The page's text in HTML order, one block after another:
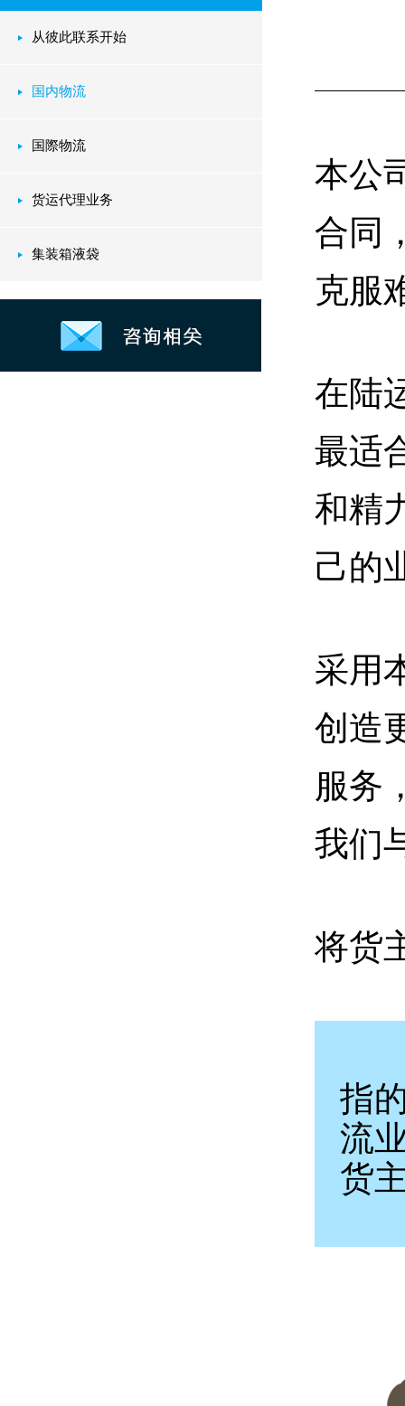
本公
合同
克服
在陆
最适
和精
己的
采用
创造
服务
我们
将货
指
流
货
从彼此联系开始
国内物流
国際物流
货运代理业务
集装箱液袋